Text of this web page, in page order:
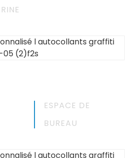
ESPACE DE
BUREAU